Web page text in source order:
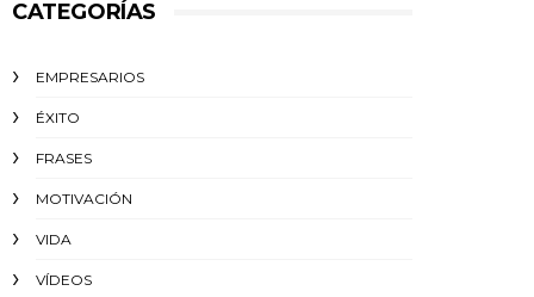
CATEGORÍAS
EMPRESARIOS
ÉXITO‬
FRASES
MOTIVACIÓN
VIDA
VÍDEOS